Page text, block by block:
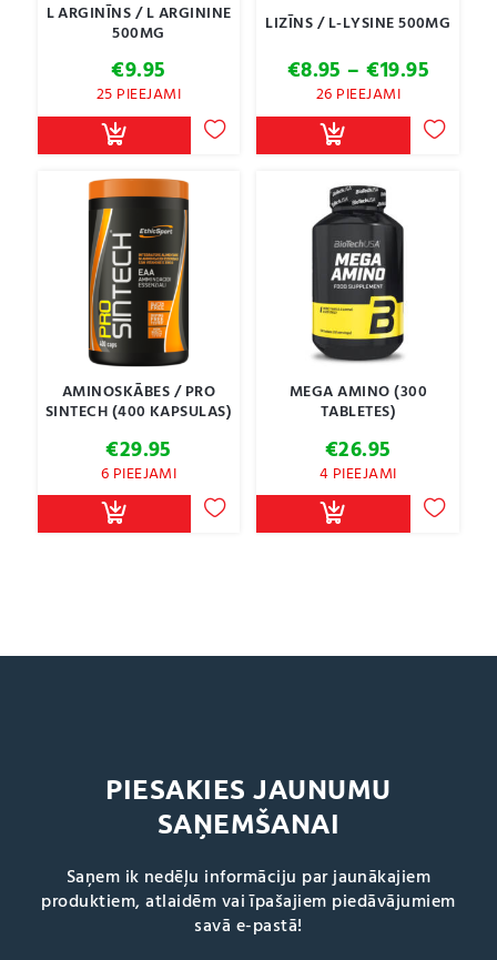
L ARGINĪNS / L ARGININE
500MG
€9.95
25 PIEEJAMI
LIZĪNS / L-LYSINE 500MG
€8.95 – €19.95
€8.95
26 PIEEJAMI
AMINOSKĀBES / PRO
SINTECH (400 KAPSULAS)
€29.95
6 PIEEJAMI
MEGA AMINO (300
TABLETES)
€26.95
4 PIEEJAMI
PIESAKIES JAUNUMU
SAŅEMŠANAI
Saņem ik nedēļu informāciju par jaunākajiem
produktiem, atlaidēm vai īpašajiem piedāvājumiem
savā e-pastā!